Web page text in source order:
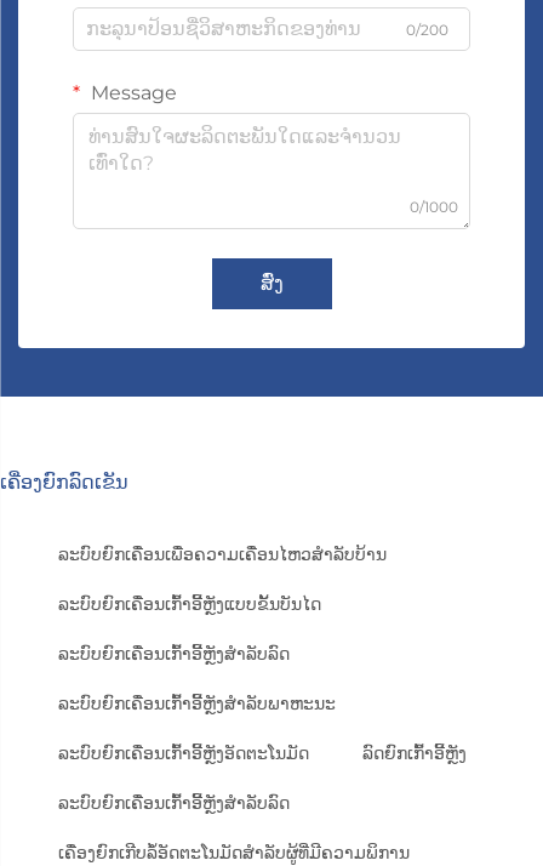
0/200
Message
0/1000
ສົ່ງ
ເຄື່ອງຍົກລົດເຂັນ
ລະບົບຍົກເຄື່ອນເພື່ອຄວາມເຄື່ອນໄຫວສຳລັບບ້ານ
ລະບົບຍົກເຄື່ອນເກົ້າອີ້ຫຼັງແບບຂັ້ນບັນໄດ
ລະບົບຍົກເຄື່ອນເກົ້າອີ້ຫຼັງສຳລັບລົດ
ລະບົບຍົກເຄື່ອນເກົ້າອີ້ຫຼັງສຳລັບພາຫະນະ
ລະບົບຍົກເຄື່ອນເກົ້າອີ້ຫຼັງອັດຕະໂນມັດ ລົດຍົກເກົ້າອີ້ຫຼັງ
ລະບົບຍົກເຄື່ອນເກົ້າອີ້ຫຼັງສຳລັບລົດ
ເຄື່ອງຍົກເກີບລໍ້ອັດຕະໂນມັດສຳລັບຜູ້ທີ່ມີຄວາມພິການ